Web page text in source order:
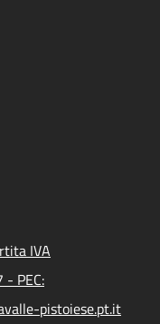
IVA
PEC:
pistoiese.pt.it